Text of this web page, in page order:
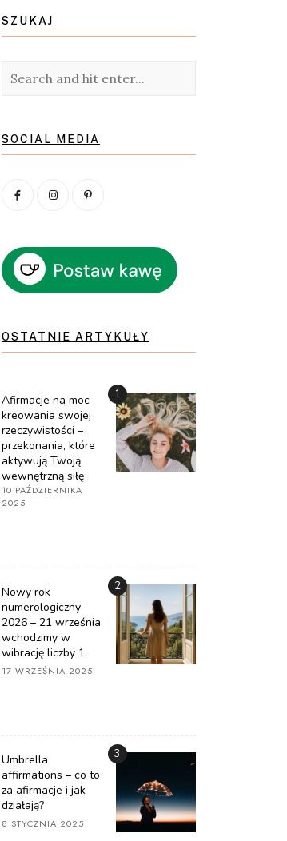
SZUKAJ
SOCIAL MEDIA
OSTATNIE ARTYKUŁY
Afirmacje na moc
kreowania swojej
rzeczywistości –
przekonania, które
aktywują Twoją
wewnętrzną siłę
10 PAŹDZIERNIKA
2025
1
Nowy rok
numerologiczny
2026 – 21 września
wchodzimy w
wibrację liczby 1
17 WRZEŚNIA 2025
2
Umbrella
affirmations – co to
za afirmacje i jak
działają?
8 STYCZNIA 2025
3